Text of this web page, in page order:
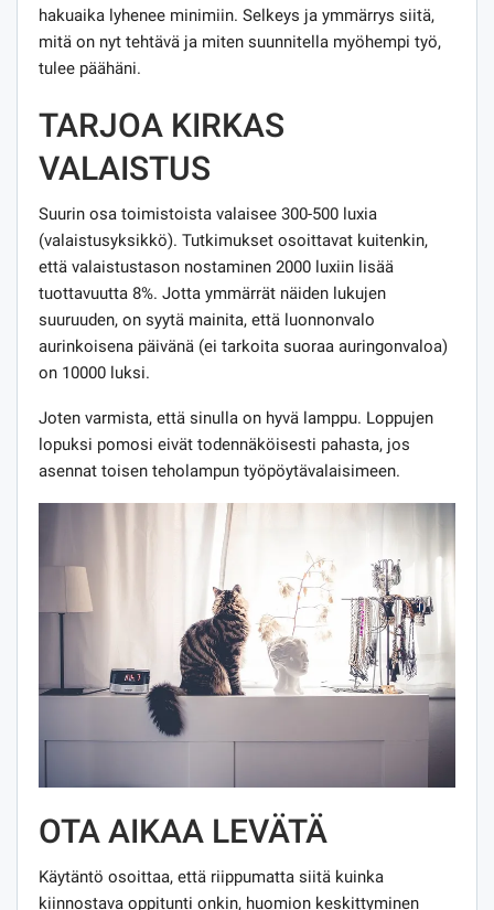
hakuaika lyhenee minimiin. Selkeys ja ymmärrys siitä,
mitä on nyt tehtävä ja miten suunnitella myöhempi työ,
tulee päähäni.
TARJOA KIRKAS
VALAISTUS
Suurin osa toimistoista valaisee 300-500 luxia
(valaistusyksikkö). Tutkimukset osoittavat kuitenkin,
että valaistustason nostaminen 2000 luxiin lisää
tuottavuutta 8%. Jotta ymmärrät näiden lukujen
suuruuden, on syytä mainita, että luonnonvalo
aurinkoisena päivänä (ei tarkoita suoraa auringonvaloa)
on 10000 luksi.
Joten varmista, että sinulla on hyvä lamppu. Loppujen
lopuksi pomosi eivät todennäköisesti pahasta, jos
asennat toisen teholampun työpöytävalaisimeen.
OTA AIKAA LEVÄTÄ
Käytäntö osoittaa, että riippumatta siitä kuinka
kiinnostava oppitunti onkin, huomion keskittyminen